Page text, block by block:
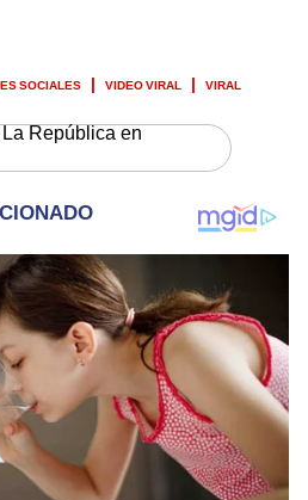
SOCIALES VIDEO VIRAL VIRAL
República en